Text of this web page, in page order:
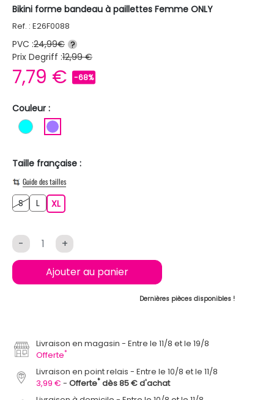
Bikini forme bandeau à paillettes Femme ONLY
Ref. : E26F0088
PVC :24,99€ ?
Prix Degriff :12,99 €
7,79 € -68%
Couleur :
TURQUOISE
Taille française :
Guide des tailles
SS L XLXL
- +
Ajouter au panier
Dernières pièces disponibles !
Livraison en magasin
Entre le 11/8 et le 19/8
Offerte*
Livraison en point relais
Entre le 10/8 et le 11/8
3,99 €
Offerte* dès 85 € d'achat